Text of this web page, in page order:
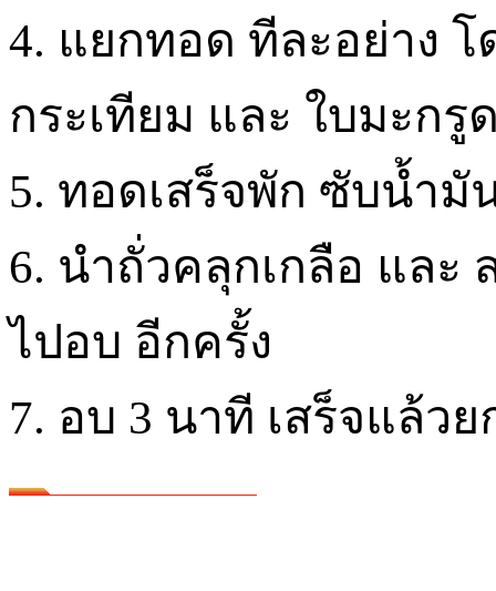
4. แยกทอด ทีละอย่าง
กระเทียม และ ใบมะก
5. ทอดเสร็จพัก ซับน้ำมั
6. นำถั่วคลุกเกลือ และ
ไปอบ อีกครั้ง
7. อบ 3 นาที เสร็จแล้ว